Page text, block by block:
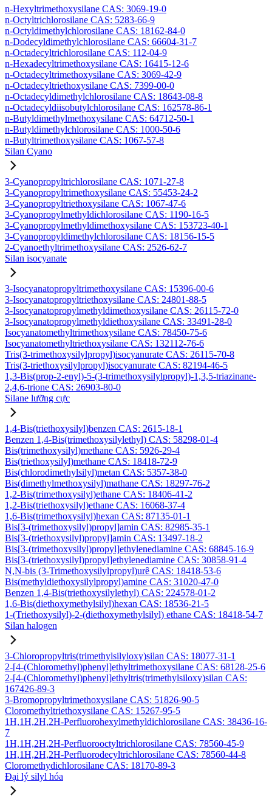
n-Hexyltrimethoxysilane CAS: 3069-19-0
n-Octyltrichlorosilane CAS: 5283-66-9
n-Octyldimethylchlorosilane CAS: 18162-84-0
n-Dodecyldimethylchlorosilane CAS: 66604-31-7
n-Octadecyltrichlorosilane CAS: 112-04-9
n-Hexadecyltrimethoxysilane CAS: 16415-12-6
n-Octadecyltrimethoxysilane CAS: 3069-42-9
n-Octadecyltriethoxysilane CAS: 7399-00-0
n-Octadecyldimethylchlorosilane CAS: 18643-08-8
n-Octadecyldiisobutylchlorosilane CAS: 162578-86-1
n-Butyldimethylmethoxysilane CAS: 64712-50-1
n-Butyldimethylchlorosilane CAS: 1000-50-6
n-Butyltrimethoxysilane CAS: 1067-57-8
Silan Cyano
3-Cyanopropyltrichlorosilane CAS: 1071-27-8
3-Cyanopropyltrimethoxysilane CAS: 55453-24-2
3-Cyanopropyltriethoxysilane CAS: 1067-47-6
3-Cyanopropylmethyldichlorosilane CAS: 1190-16-5
3-Cyanopropylmethyldimethoxysilane CAS: 153723-40-1
3-Cyanopropyldimethylchlorosilane CAS: 18156-15-5
2-Cyanoethyltrimethoxysilane CAS: 2526-62-7
Silan isocyanate
3-Isocyanatopropyltrimethoxysilane CAS: 15396-00-6
3-Isocyanatopropyltriethoxysilane CAS: 24801-88-5
3-Isocyanatopropylmethyldimethoxysilane CAS: 26115-72-0
3-Isocyanatopropylmethyldiethoxysilane CAS: 33491-28-0
Isocyanatomethyltrimethoxysilane CAS: 78450-75-6
Isocyanatomethyltriethoxysilane CAS: 132112-76-6
Tris(3-trimethoxysilylpropyl)isocyanurate CAS: 26115-70-8
Tris(3-triethoxysilylpropyl)isocyanurate CAS: 82194-46-5
1,3-Bis(prop-2-enyl)-5-(3-trimethoxysilylpropyl)-1,3,5-triazinane-
2,4,6-trione CAS: 26903-80-0
Silane lưỡng cực
1,4-Bis(triethoxysilyl)benzen CAS: 2615-18-1
Benzen 1,4-Bis(trimethoxysilylethyl) CAS: 58298-01-4
Bis(trimethoxysilyl)methane CAS: 5926-29-4
Bis(triethoxysilyl)methane CAS: 18418-72-9
Bis(chlorodimethylsilyl)metan CAS: 5357-38-0
Bis(dimethylmethoxysilyl)mathane CAS: 18297-76-2
1,2-Bis(trimethoxysilyl)ethane CAS: 18406-41-2
1,2-Bis(triethoxysilyl)ethane CAS: 16068-37-4
1,6-Bis(trimethoxysilyl)hexan CAS: 87135-01-1
Bis[3-(trimethoxysilyl)propyl]amin CAS: 82985-35-1
Bis[3-(triethoxysilyl)propyl]amin CAS: 13497-18-2
Bis[3-(trimethoxysilyl)propyl]ethylenediamine CAS: 68845-16-9
Bis[3-(triethoxysilyl)propyl]ethylenediamine CAS: 30858-91-4
N,N-bis (3-Trimethoxysilylpropyl)urê CAS: 18418-53-6
Bis(methyldiethoxysilylpropyl)amine CAS: 31020-47-0
Benzen 1,4-Bis(triethoxysilylethyl) CAS: 224578-01-2
1,6-Bis(diethoxymethylsilyl)hexan CAS: 18536-21-5
1-(Triethoxysilyl)-2-(diethoxymethylsilyl) ethane CAS: 18418-54-7
Silan halogen
3-Chloropropyltris(trimethylsilyloxy)silan CAS: 18077-31-1
2-[4-(Chloromethyl)phenyl]ethyltrimethoxysilane CAS: 68128-25-6
2-[4-(Chloromethyl)phenyl]ethyltris(trimethylsiloxy)silan CAS:
167426-89-3
3-Bromopropyltrimethoxysilane CAS: 51826-90-5
Cloromethyltriethoxysilane CAS: 15267-95-5
1H,1H,2H,2H-Perfluorohexylmethyldichlorosilane CAS: 38436-16-
7
1H,1H,2H,2H-Perfluorooctyltrichlorosilane CAS: 78560-45-9
1H,1H,2H,2H-Perfluorodecyltrichlorosilane CAS: 78560-44-8
Cloromethydichlorosilane CAS: 18170-89-3
Đại lý silyl hóa